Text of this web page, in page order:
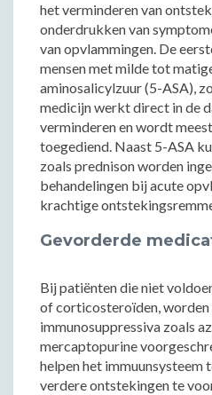
het verminderen van
onderdrukken van
van opvlammingen. De
mensen met milde tot
aminosalicylzuur (5-ASA),
medicijn werkt direct in de
verminderen en wordt
toegediend. Naast 5-ASA
zoals prednison worden
behandelingen bij acute
krachtige
Gevorderde
Bij patiënten die niet
of corticosteroïden, worden
immunosuppressiva zoals
mercaptopurine
helpen het immuunsysteem
verdere ontstekingen te